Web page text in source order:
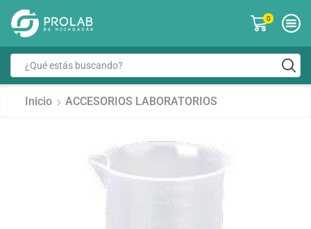
0
Inicio ACCESORIOS LABORATORIOS